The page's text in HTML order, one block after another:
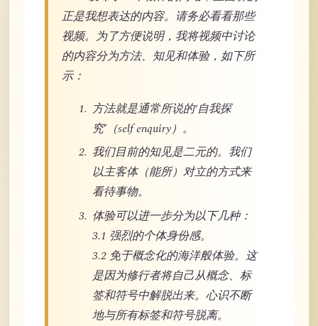
正是我想表达的内容。请务必看看那些
视频。为了方便说明，我将视频中讨论
的内容分为方法、知见和体验，如下所
示：
方法就是通常所说的‘自我探
究’（self enquiry）。
我们目前的知见是二元的。我们
以主客体（能所）对立的方式来
看待事物。
体验可以进一步分为以下几种：
3.1 强烈的个体身份感。
3.2 免于概念化的海洋般体验。这
是因为修行者将自己从概念、标
签和符号中解脱出来。心识不断
地与所有标签和符号脱离。